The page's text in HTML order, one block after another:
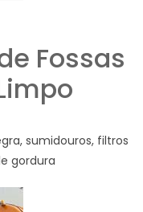
Fossas
sumidouros, filtros
gordura